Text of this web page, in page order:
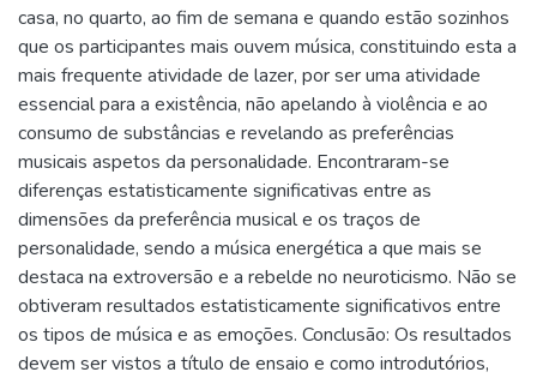
casa, no quarto, ao fim de semana e quando estão sozinhos
que os participantes mais ouvem música, constituindo esta a
mais frequente atividade de lazer, por ser uma atividade
essencial para a existência, não apelando à violência e ao
consumo de substâncias e revelando as preferências
musicais aspetos da personalidade. Encontraram-se
diferenças estatisticamente significativas entre as
dimensões da preferência musical e os traços de
personalidade, sendo a música energética a que mais se
destaca na extroversão e a rebelde no neuroticismo. Não se
obtiveram resultados estatisticamente significativos entre
os tipos de música e as emoções. Conclusão: Os resultados
devem ser vistos a título de ensaio e como introdutórios,